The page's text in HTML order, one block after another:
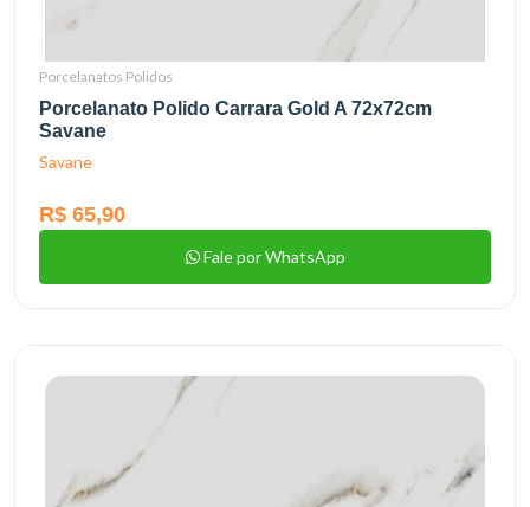
Porcelanatos Polidos
Porcelanato Polido Carrara Gold A 72x72cm
Savane
Savane
R$ 65,90
Fale por WhatsApp